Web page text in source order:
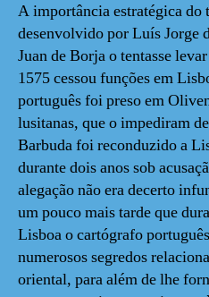
A importância estratégica
desenvolvido por Luís Jorge
Juan de Borja o tentasse
1575 cessou funções em
português foi preso em
lusitanas, que o impediram
Barbuda foi reconduzido a
durante dois anos sob
alegação não era decerto
um pouco mais tarde que
Lisboa o cartógrafo
numerosos segredos
oriental, para além de lhe